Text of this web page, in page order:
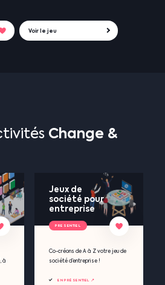
Voir le jeu
Change &
à
Jeux de
société pour
entreprise
Co-créons de A à Z votre jeu de
société d’entreprise !
EN PRÉSENTIEL 📍
PRESENTIEL